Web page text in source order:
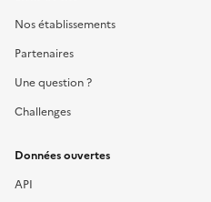
Nos établissements
Partenaires
Une question ?
Challenges
Données ouvertes
API